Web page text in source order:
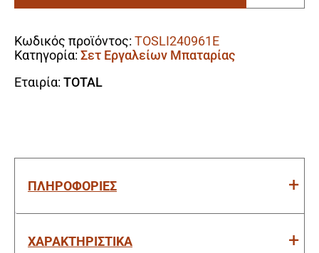
Μπλέντερ
Μπαταρίας
Li-
ion
20V
Μπαταρίες
Κωδικός προϊόντος: TOSLI240961E
Κατηγορία: Σετ Εργαλείων Μπαταρίας
Εταιρία: TOTAL
ΠΛΗΡΟΦΟΡΙΕΣ
ΧΑΡΑΚΤΗΡΙΣΤΙΚΑ